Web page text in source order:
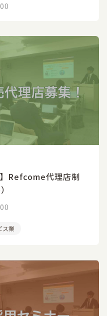
Refcome代理店制
ス業